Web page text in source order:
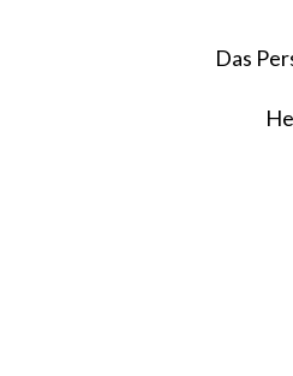
Das